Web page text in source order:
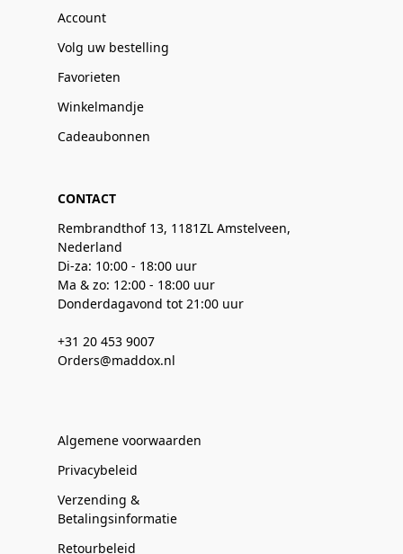
Account
Volg uw bestelling
Favorieten
Winkelmandje
Cadeaubonnen
CONTACT
Rembrandthof 13, 1181ZL Amstelveen,
Nederland
Di-za: 10:00 - 18:00 uur
Ma & zo: 12:00 - 18:00 uur
Donderdagavond tot 21:00 uur
+31 20 453 9007
Orders@maddox.nl
Algemene voorwaarden
Privacybeleid
Verzending &
Betalingsinformatie
Retourbeleid